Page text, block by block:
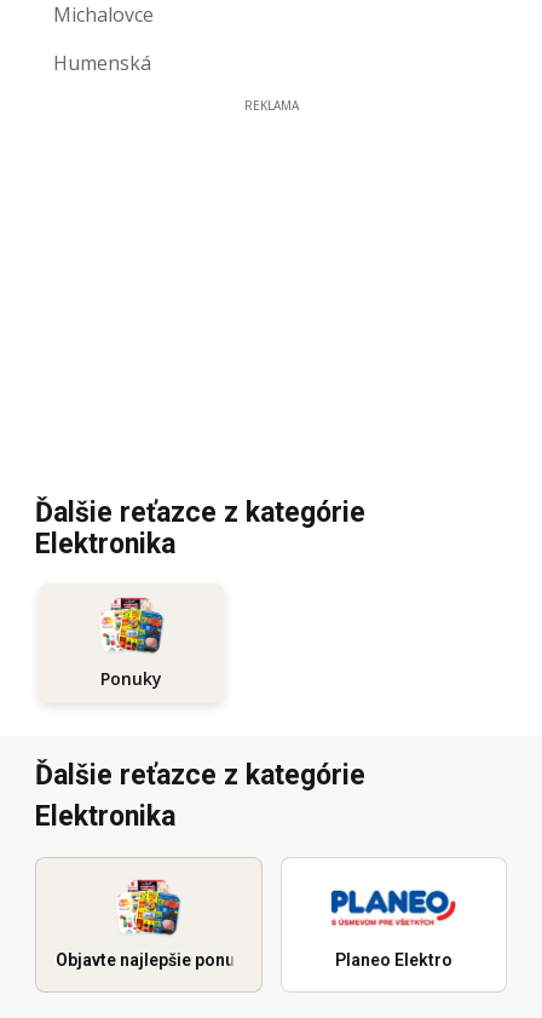
Michalovce
Humenská
REKLAMA
Ďalšie reťazce z kategórie
Elektronika
Ponuky
Ďalšie reťazce z kategórie
Elektronika
Objavte najlepšie ponuky Planeo Elektro